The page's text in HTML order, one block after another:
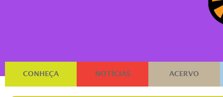
CONHEÇA NOTÍCIAS ACERVO